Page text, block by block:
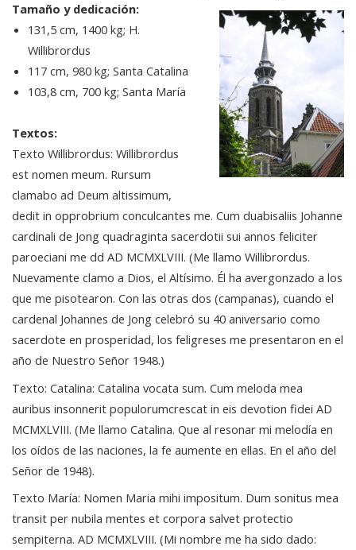
Tamaño y dedicación:
131,5 cm, 1400 kg; H.
Willibrordus
117 cm, 980 kg; Santa Catalina
103,8 cm, 700 kg; Santa María
Textos:
Texto Willibrordus: Willibrordus
est nomen meum. Rursum
clamabo ad Deum altissimum,
dedit in opprobrium conculcantes me. Cum duabisaliis Johanne
cardinali de Jong quadraginta sacerdotii sui annos feliciter
paroeciani me dd AD MCMXLVIII. (Me llamo Willibrordus.
Nuevamente clamo a Dios, el Altísimo. Él ha avergonzado a los
que me pisotearon. Con las otras dos (campanas), cuando el
cardenal Johannes de Jong celebró su 40 aniversario como
sacerdote en prosperidad, los feligreses me presentaron en el
año de Nuestro Señor 1948.)
Texto: Catalina: Catalina vocata sum. Cum meloda mea
auribus insonnerit populorumcrescat in eis devotion fidei AD
MCMXLVIII. (Me llamo Catalina. Que al resonar mi melodía en
los oídos de las naciones, la fe aumente en ellas. En el año del
Señor de 1948).
Texto María: Nomen Maria mihi impositum. Dum sonitus mea
transit per nubila mentes et corpora salvet protectio
sempiterna. AD MCMXLVIII. (Mi nombre me ha sido dado: